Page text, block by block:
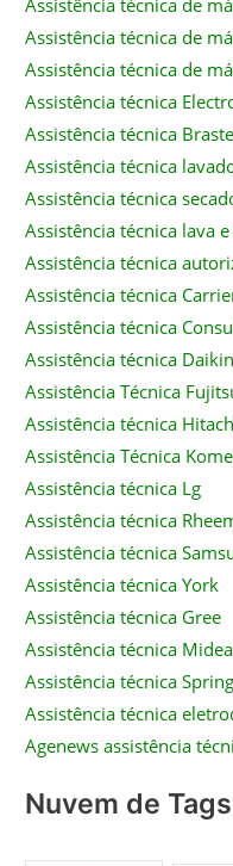
Assistência técnica de
Assistência técnica de
Assistência técnica de
Assistência técnica
Assistência técnica
Assistência técnica
Assistência técnica
Assistência técnica lava e
Assistência técnica
Assistência técnica
Assistência técnica
Assistência técnica Daikin
Assistência Técnica
Assistência técnica
Assistência Técnica
Assistência técnica Lg
Assistência técnica
Assistência técnica
Assistência técnica York
Assistência técnica Gree
Assistência técnica Midea
Assistência técnica
Assistência técnica
Agenews assistência
Nuvem de Tags